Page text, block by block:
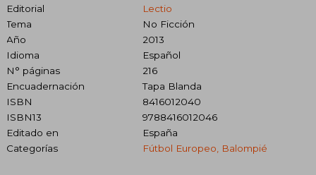
Editorial
Lectio
Tema
No Ficción
Año
2013
Idioma
Español
N° páginas
216
Encuadernación
Tapa Blanda
ISBN
8416012040
ISBN13
9788416012046
Editado en
España
Categorías
Fútbol Europeo, Balompié